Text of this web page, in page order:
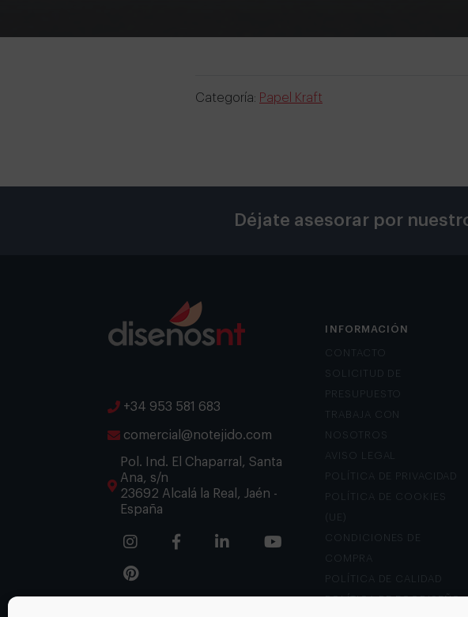
Categoría: Papel Kraft
Déjate asesorar por
+34 953 581 683
comercial@notejido.com
Pol. Ind. El Chaparral, Santa
Ana, s/n
23692 Alcalá la Real, Jaén -
España
INFORMACIÓN
CONTACTO
SOLICITUD DE
TRABAJA CON
AVISO LEGAL
POLÍTICA DE PRIVACIDAD
POLÍTICA DE COOKIES
CONDICIONES DE
COMPRA
POLÍTICA DE CALIDAD
POLÍTICA DE ECODISEÑO